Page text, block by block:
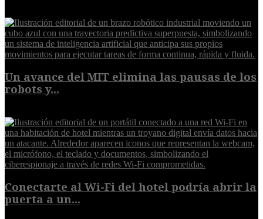
Un avance del MIT elimina las pausas de los
robots y...
Conectarte al Wi-Fi del hotel podría abrir la
puerta a un...